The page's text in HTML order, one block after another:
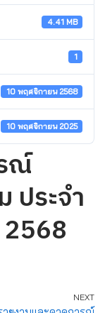
4.41 MB
1
10 พฤศจิกายน 2568
10 พฤศจิกายน 2025
ณ์
ประจำ
NEXT